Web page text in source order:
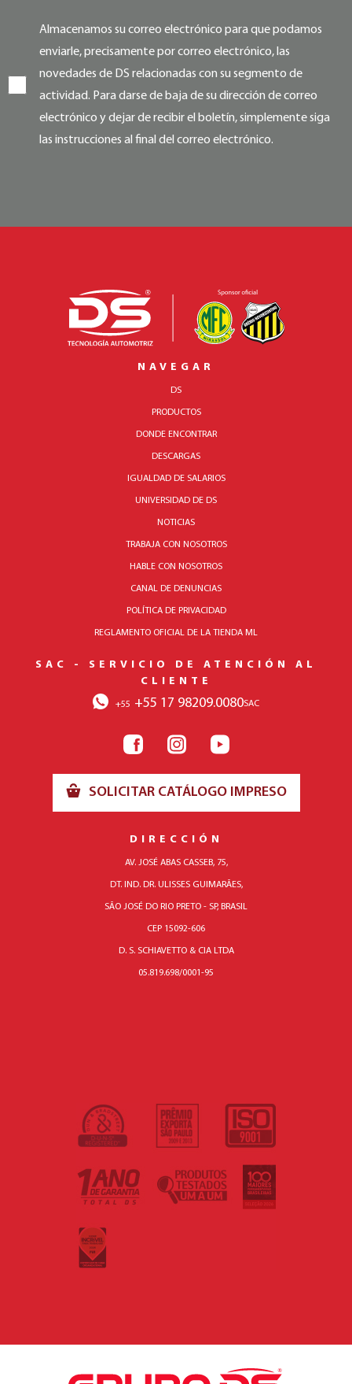
Almacenamos su correo electrónico para que podamos
enviarle, precisamente por correo electrónico, las
novedades de DS relacionadas con su segmento de
actividad. Para darse de baja de su dirección de correo
electrónico y dejar de recibir el boletín, simplemente siga
las instrucciones al final del correo electrónico.
NAVEGAR
DS
PRODUCTOS
DONDE ENCONTRAR
DESCARGAS
IGUALDAD DE SALARIOS
UNIVERSIDAD DE DS
NOTICIAS
TRABAJA CON NOSOTROS
HABLE CON NOSOTROS
CANAL DE DENUNCIAS
POLÍTICA DE PRIVACIDAD
REGLAMENTO OFICIAL DE LA TIENDA ML
SAC - SERVICIO DE ATENCIÓN AL
CLIENTE
+55 +55 17 98209.0080SAC
SOLICITAR CATÁLOGO IMPRESO
DIRECCIÓN
AV. JOSÉ ABAS CASSEB, 75,
DT. IND. DR. ULISSES GUIMARÃES,
SÃO JOSÉ DO RIO PRETO - SP, BRASIL
CEP 15092-606
D. S. SCHIAVETTO & CIA LTDA
05.819.698/0001-95